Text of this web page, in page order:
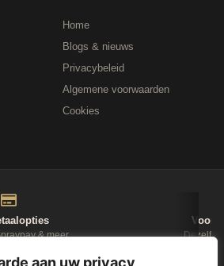
aan uw privacy
Home
Blogs & nieuws
Privacybeleid
Algemene voorwaarden
Cookies
& meer
Voor